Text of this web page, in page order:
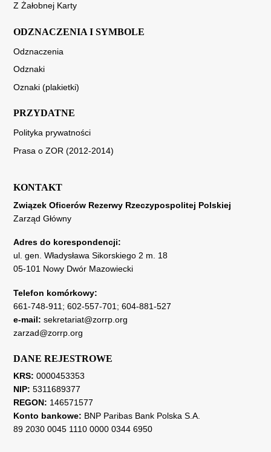
Z Żałobnej Karty
ODZNACZENIA I SYMBOLE
Odznaczenia
Odznaki
Oznaki (plakietki)
PRZYDATNE
Polityka prywatności
Prasa o ZOR (2012-2014)
KONTAKT
Związek Oficerów Rezerwy Rzeczypospolitej Polskiej
Zarząd Główny
Adres do korespondencji:
ul. gen. Władysława Sikorskiego 2 m. 18
05-101 Nowy Dwór Mazowiecki
Telefon komórkowy:
661-748-911 ; 602-557-701 ; 604-881-527
e-mail: sekretariat@zorrp.org
zarzad@zorrp.org
DANE REJESTROWE
KRS: 0000453353
NIP: 5311689377
REGON: 146571577
Konto bankowe: BNP Paribas Bank Polska S.A.
89 2030 0045 1110 0000 0344 6950